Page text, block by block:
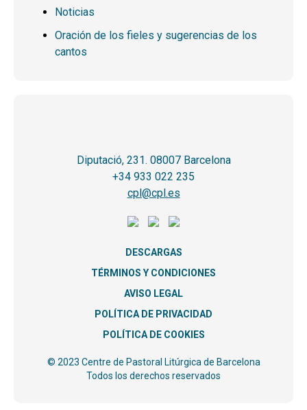
Noticias
Oración de los fieles y sugerencias de los
cantos
Diputació, 231. 08007 Barcelona
+34 933 022 235
cpl@cpl.es
DESCARGAS
TÉRMINOS Y CONDICIONES
AVISO LEGAL
POLÍTICA DE PRIVACIDAD
POLÍTICA DE COOKIES
© 2023 Centre de Pastoral Litúrgica de Barcelona
Todos los derechos reservados